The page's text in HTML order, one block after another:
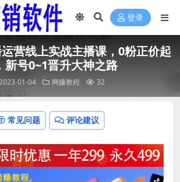
登录
营线上实战主播课，0粉正价起
新号0~1晋升大神之路
01-04 网赚教程 32
常见问题 评论建议